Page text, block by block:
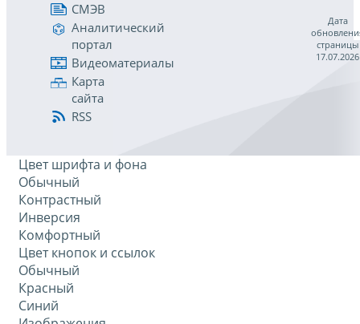
СМЭВ
Аналитический
портал
Видеоматериалы
Карта
сайта
RSS
Дата
страницы
17.07.2026
Цвет шрифта и фона
Обычный
Контрастный
Инверсия
Комфортный
Цвет кнопок и ссылок
Обычный
Красный
Синий